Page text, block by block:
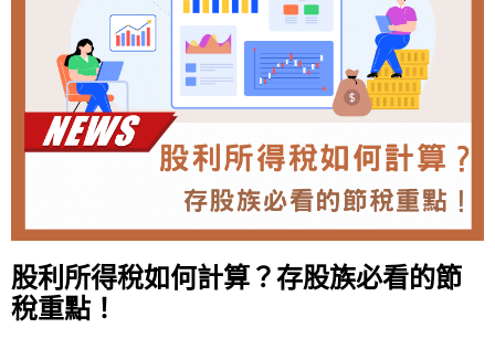
股利所得稅如何計算？存股族必看的節
稅重點！